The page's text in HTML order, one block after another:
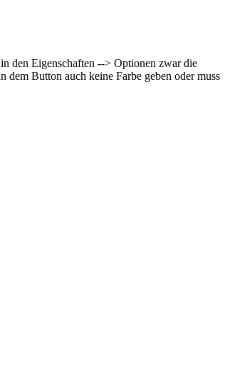
den Eigenschaften --> Optionen zwar die
Button auch keine Farbe geben oder muss